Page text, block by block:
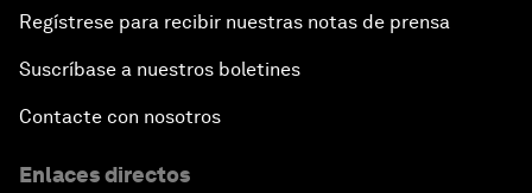
Regístrese para recibir nuestras notas de prensa
Suscríbase a nuestros boletines
Contacte con nosotros
Enlaces directos